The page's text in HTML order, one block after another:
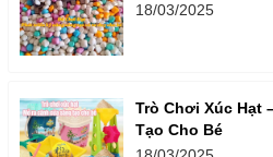
18/03/2025
Trò Chơi Xúc Hạt
Tạo Cho Bé